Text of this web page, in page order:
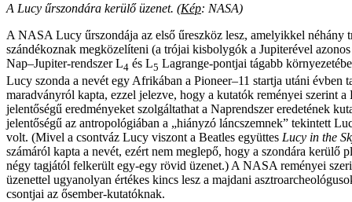
A Lucy űrszondára kerülő üzenet. (Kép: NASA)
A NASA Lucy űrszondája az első űreszköz lesz, amelyikkel néhány
szándékoznak megközelíteni (a trójai kisbolygók a Jupiterével
Nap–Jupiter-rendszer L4 és L5 Lagrange-pontjai tágabb
Lucy szonda a nevét egy Afrikában a Pioneer–11 startja utáni évben
maradványról kapta, ezzel jelezve, hogy a kutatók reményei szerint
jelentőségű eredményeket szolgáltathat a Naprendszer eredetének
jelentőségű az antropológiában a „hiányzó láncszemnek” tekintett
volt. (Mivel a csontváz Lucy viszont a Beatles együttes Lucy in the
számáról kapta a nevét, ezért nem meglepő, hogy a szondára kerülő
négy tagjától felkerült egy-egy rövid üzenet.) A NASA reményei
üzenettel ugyanolyan értékes kincs lesz a majdani
csontjai az ősember-kutatóknak.